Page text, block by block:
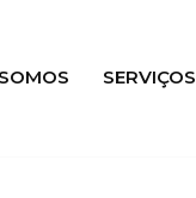
SERVIÇOS